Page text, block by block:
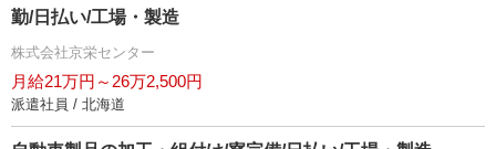
勤/日払い/工場・製造
株式会社京栄センター
月給21万円～26万2,500円
派遣社員 / 北海道